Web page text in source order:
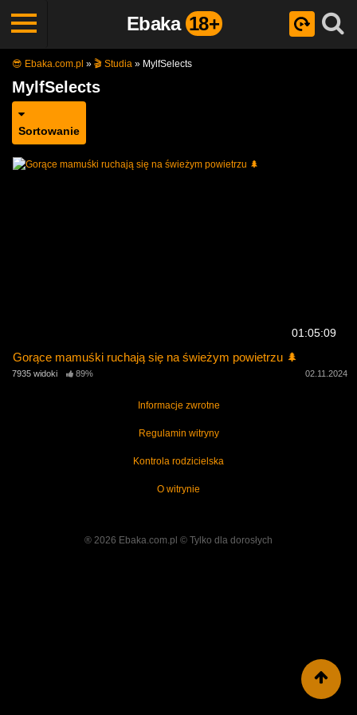
Ebaka 18+
😎 Ebaka.com.pl » 🎬 Studia » MylfSelects
MylfSelects
Sortowanie
01:05:09
Gorące mamuśki ruchają się na świeżym powietrzu 🌲
7935 widoki 89% 02.11.2024
Informacje zwrotne
Regulamin witryny
Kontrola rodzicielska
O witrynie
® 2026 Ebaka.com.pl ©️ Tylko dla dorosłych